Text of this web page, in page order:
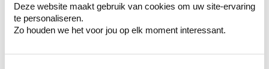
Deze website maakt gebruik van cookies om uw site-ervaring
te personaliseren.
Zo houden we het voor jou op elk moment interessant.
Krijg persoonlijk advies om kleuren te
combineren.